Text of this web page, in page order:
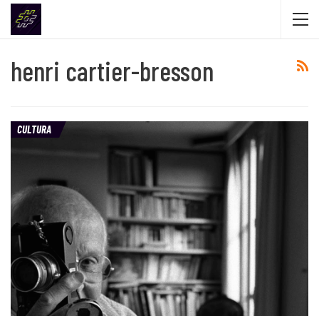
henri cartier-bresson
CULTURA